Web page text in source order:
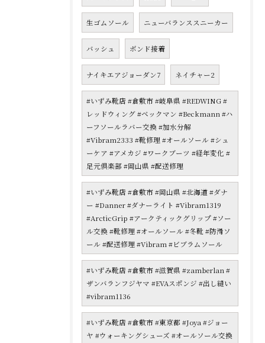
生ゴムソール ニューバランススニーカー
バッシュ ボンド接着
ナイキエアジョーダン7 ネイチャー2
#いずみ靴店 #倉敷市 #岐阜県 #REDWING #
レッドウィング #ベックマン #Beckmann #ハ
ーフソールラバー交換 #加水分解
#Vibram2333 #靴修理 #オールソール #シュ
ーケア #アメカジ #ワークブーツ #経年変化 #
足元倶楽部 #岡山県 #配送修理
#いずみ靴店 #倉敷市 #岡山県 #北海道 #ダナ
ー #Danner #ダナーライト #Vibram1319
#ArcticGrip #アークティックグリップ #ソー
ル交換 #靴修理 #オールソール #冬靴 #防滑ソ
ール #配送修理 #Vibram #ビブラムソール
#いずみ靴店 #倉敷市 #滋賀県 #zamberlan #
ザンバランフジヤマ #EVAスポンジ #出し縫い
#vibram1136
#いずみ靴店 #倉敷市 #東京都 #Joya #ジョー
ヤ #ウォーキングシューズ #オールソール交換